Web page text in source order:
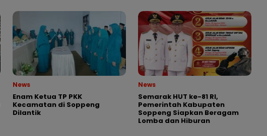
News
Enam Ketua TP PKK
Kecamatan di Soppeng
Dilantik
News
Semarak HUT ke-81 RI,
Pemerintah Kabupaten
Soppeng Siapkan Beragam
Lomba dan Hiburan